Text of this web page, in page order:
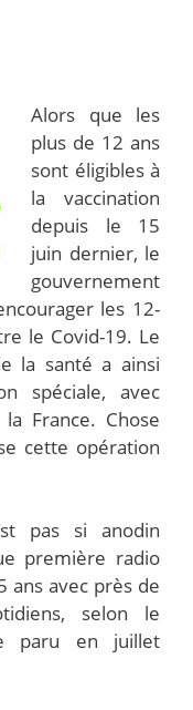
Alors que les
plus de 12 ans
sont éligibles à
la vaccination
depuis le 15
juin dernier, le
gouvernement
les 12-
le Covid-19. Le
la santé a ainsi
spéciale, avec
France. Chose
cette opération
pas si anodin
première radio
ans avec près de
selon le
paru en juillet